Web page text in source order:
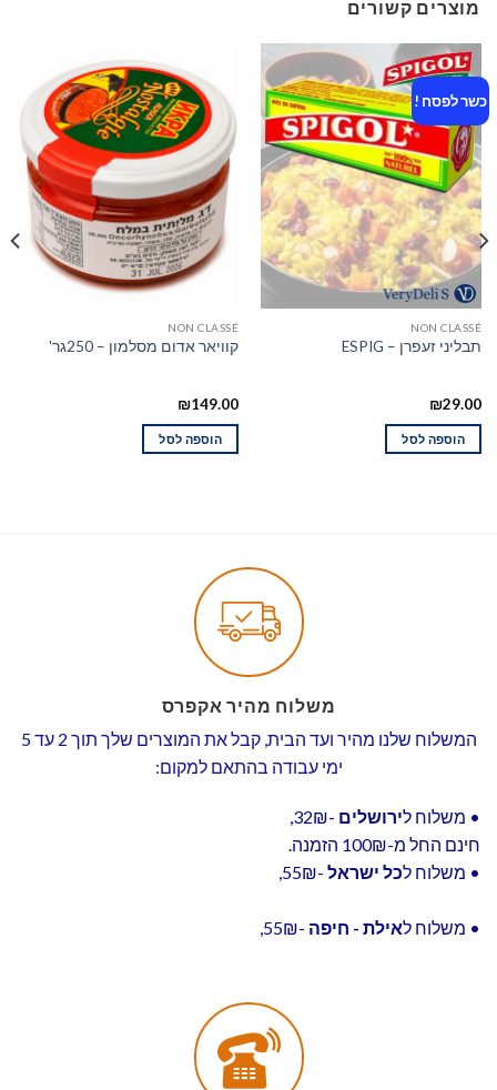
מוצרים קשורים
כשר לפסח !
NON CLASSÉ
תבליני זעפרן – ESPIG
₪29.00
הוספה לסל
NON CLASSÉ
קוויאר אדום מסלמון – 250גר'
₪149.00
הוספה לסל
משלוח מהיר אקפרס
המשלוח שלנו מהיר ועד הבית, קבל את המוצרים שלך תוך 2 עד 5
ימי עבודה בהתאם למקום:
• משלוח לירושלים -32₪,
חינם החל מ-100₪ הזמנה.
• משלוח לכל ישראל -55₪,
• משלוח לאילת - חיפה -55₪,